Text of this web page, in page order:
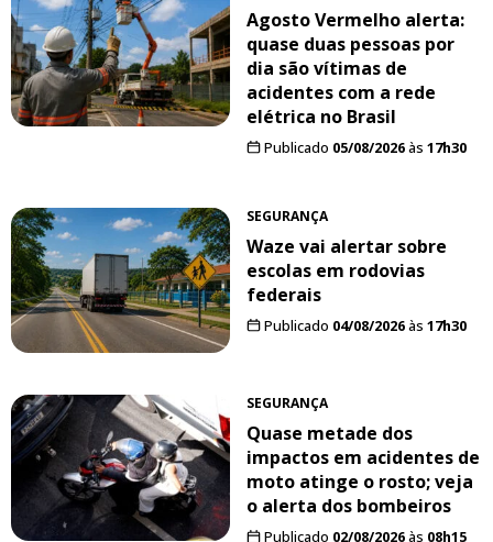
Agosto Vermelho alerta:
quase duas pessoas por
dia são vítimas de
acidentes com a rede
elétrica no Brasil
Publicado 05/08/2026às 17h30
SEGURANÇA
Waze vai alertar sobre
escolas em rodovias
federais
Publicado 04/08/2026às 17h30
SEGURANÇA
Quase metade dos
impactos em acidentes de
moto atinge o rosto; veja
o alerta dos bombeiros
Publicado 02/08/2026às 08h15